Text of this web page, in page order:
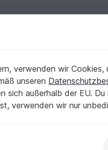
verwenden wir Cookies,
unseren
sich außerhalb der EU. Du
verwenden wir nur